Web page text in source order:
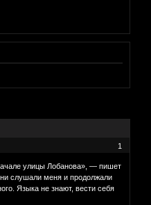
1
улицы Лобанова», — пишет
слушали меня и продолжали
Языка не знают, вести себя